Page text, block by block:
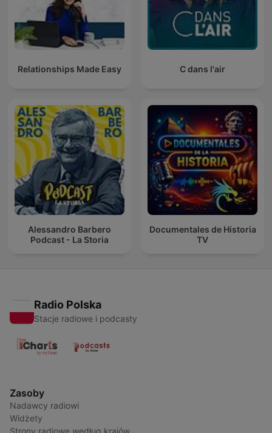
Relationships Made Easy C dans l'air
Alessandro Barbero
Podcast - La Storia
Documentales de Historia
TV
Radio Polska
Stacje radiowe i podcasty
Zasoby
Nadawcy radiowi
Widżety